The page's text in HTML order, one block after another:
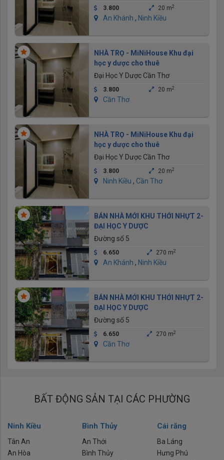
3.800 20 m2
An Khánh , Ninh Kiều
NHÀ TRỌ - MiNiHouse Khu đại
học y dược cho thuê
Đại Học Y Dược Cần Thơ
3.800 20 m2
Cần Thơ
NHÀ TRỌ - MiNiHouse Khu đại
học y dược cho thuê
Đại Học Y Dược Cần Thơ
3.800 20 m2
Ninh Kiều , Cần Thơ
BÁN NHÀ MỚI KHU THỚI NHỰT 2-
ĐẠI HỌC Y DƯỢC
Đường số 5
6.650 270 m2
An Khánh , Ninh Kiều
BÁN NHÀ MỚI KHU THỚI NHỰT 2-
ĐẠI HỌC Y DƯỢC
Đường số 5
6.650 270 m2
Cần Thơ
BẤT ĐỘNG SẢN TẠI CÁC PHƯỜNG
Ninh Kiều
Tân An
An Hòa
Bình Thủy
An Thới
Bình Thủy
Cái răng
Ba Láng
Hưng Phú